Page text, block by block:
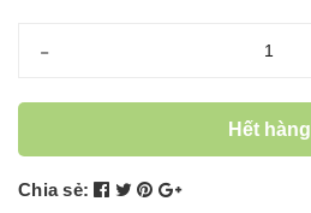
-
Hết hàng
Chia sẻ: